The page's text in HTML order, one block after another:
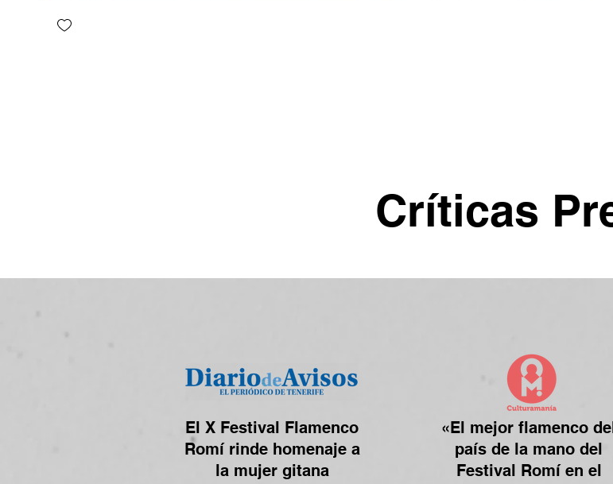
Críticas
El X Festival Flamenco
Romí rinde homenaje a
la mujer gitana
«El mejor flamenco
país de la mano del
Festival Romí en el